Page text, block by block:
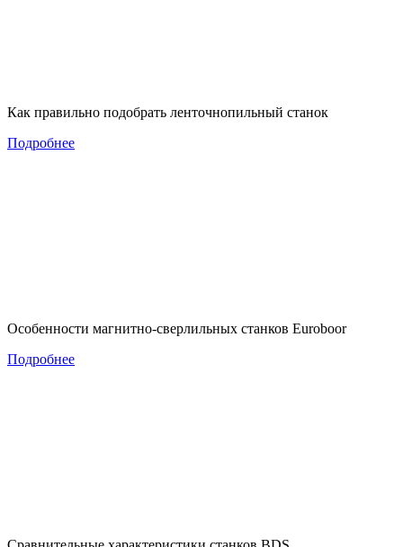
Как правильно подобрать ленточнопильный станок
Подробнее
Особенности магнитно-сверлильных станков Euroboor
Подробнее